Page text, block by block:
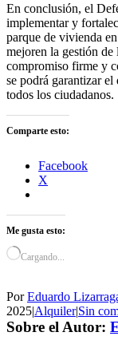
En conclusión, el
implementar y
parque de vivienda
mejoren la gestión de
compromiso firme y
se podrá garantizar
todos los ciudadanos.
Comparte esto:
Facebook
X
Me gusta esto:
Cargando...
PorEduardo
2025|Alquiler|Sin
Sobre el Autor: